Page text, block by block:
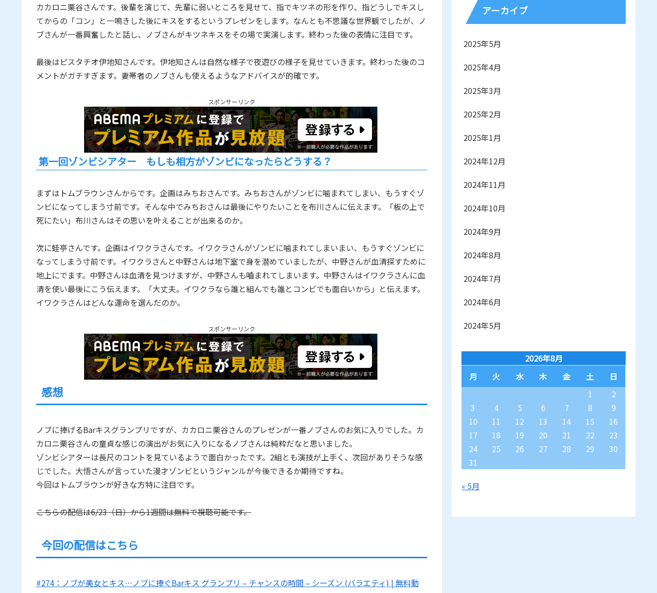
カカロニ栗谷さんです。後輩を演じて、先輩に弱いところを見せて、指でキツネの形を作り、指どうしでキスし
てからの「コン」と一鳴きした後にキスをするというプレゼンをします。なんとも不思議な世界観でしたが、ノ
ブさんが一番興奮したと話し、ノブさんがキツネキスをその場で実演します。終わった後の表情に注目です。
最後はピスタチオ伊地知さんです。伊地知さんは自然な様子で夜遊びの様子を見せていきます。終わった後のコ
メントがガチすぎます。妻帯者のノブさんも使えるようなアドバイスが的確です。
スポンサーリンク
第一回ゾンビシアター もしも相方がゾンビになったらどうする？
まずはトムブラウンさんからです。企画はみちおさんです。みちおさんがゾンビに噛まれてしまい、もうすぐゾ
ンビになってしまう寸前です。そんな中でみちおさんは最後にやりたいことを布川さんに伝えます。「板の上で
死にたい」布川さんはその思いを叶えることが出来るのか。
次に蛙亭さんです。企画はイワクラさんです。イワクラさんがゾンビに噛まれてしまいまい、もうすぐゾンビに
なってしまう寸前です。イワクラさんと中野さんは地下室で身を潜めていましたが、中野さんが血清探すために
地上にでます。中野さんは血清を見つけますが、中野さんも嚙まれてしまいます。中野さんはイワクラさんに血
清を使い最後にこう伝えます。「大丈夫。イワクラなら誰と組んでも誰とコンビでも面白いから」と伝えます。
イワクラさんはどんな運命を選んだのか。
スポンサーリンク
感想
ノブに捧げるBarキスグランプリですが、カカロニ栗谷さんのプレゼンが一番ノブさんのお気に入りでした。カ
カロニ栗谷さんの童貞な感じの演出がお気に入りになるノブさんは純粋だなと思いました。
ゾンビシアターは長尺のコントを見ているようで面白かったです。2組とも演技が上手く、次回がありそうな感
じでした。大悟さんが言っていた漫才ゾンビというジャンルが今後できるか期待ですね。
今回はトムブラウンが好きな方特に注目です。
こちらの配信は6/23（日）から1週間は無料で視聴可能です。
今回の配信はこちら
#274：ノブが美女とキス…ノブに捧ぐBarキス グランプリ – チャンスの時間 – シーズン (バラエティ) | 無料動
アーカイブ
2025年5月
2025年4月
2025年3月
2025年2月
2025年1月
2024年12月
2024年11月
2024年10月
2024年9月
2024年8月
2024年7月
2024年6月
2024年5月
2026年8月
月
火 水 木 金 土
日
1
2
3
4 5 6 7 8
9
10
11 12 13 14 15
16
17
18 19 20 21 22
23
24
25 26 27 28 29
30
31
« 5月